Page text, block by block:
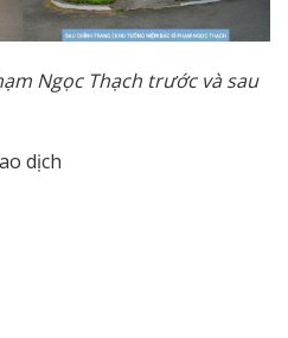
Ngọc Thạch trước và sau
dịch